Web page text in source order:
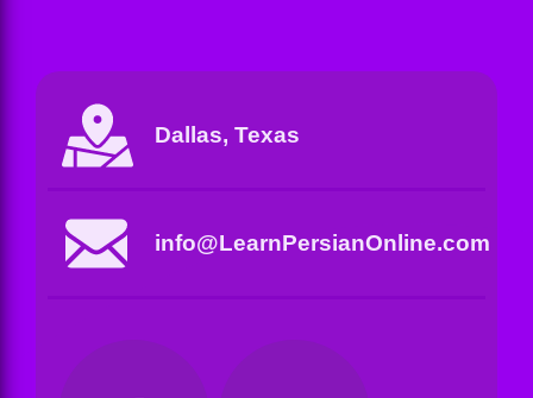
Dallas, Texas
info@LearnPersianOnline.com